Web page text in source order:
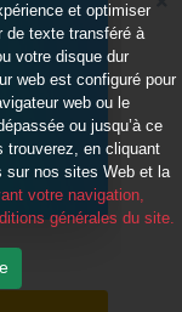
et optimiser
texte transféré à
votre disque dur
web est configuré pour
web ou le
ou jusqu’à ce
trouverez, en cliquant
sur nos sites Web et la
votre navigation,
générales du site.